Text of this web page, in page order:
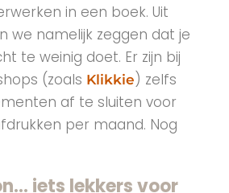
in een boek. Uit
we namelijk zeggen dat je
te weinig doet. Er zijn bij
(zoals Klikkie ) zelfs
af te sluiten voor
per maand. Nog
iets lekkers voor